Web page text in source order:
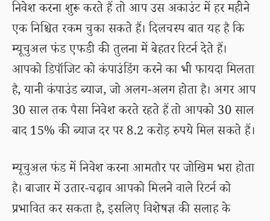
निवेश करना शुरू करते हैं तो आप उस अकाउंट में हर महीने
एक निश्चित रकम चुका सकते हैं। दिलचस्प बात यह है कि
म्यूचुअल फंड एफडी की तुलना में बेहतर रिटर्न देते हैं।
आपको डिपॉजिट को कंपाउंडिंग करने का भी फायदा मिलता
है, यानी कंपाउंड ब्याज, जो अलग-अलग होता है। अगर आप
30 साल तक पैसा निवेश करते रहते हैं तो आपको 30 साल
बाद 15% की ब्याज दर पर 8.2 करोड़ रुपये मिल सकते हैं।
म्यूचुअल फंड में निवेश करना आमतौर पर जोखिम भरा होता
है। बाजार में उतार-चढ़ाव आपको मिलने वाले रिटर्न को
प्रभावित कर सकता है, इसलिए विशेषज्ञ की सलाह के